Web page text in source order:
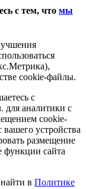
с тем, что мы
cookie-файлы.
с
для аналитики с
cookie-
устройства
размещение
функции сайта
в Политике